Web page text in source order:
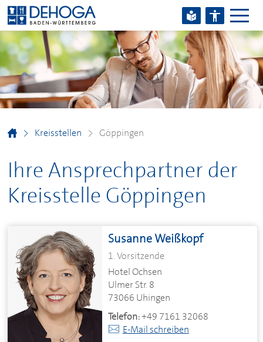
Zum Hauptinhalt springen
Zum Footerinhalt springen
Kreisstellen Göppingen
Ihre Ansprechpartner der
Kreisstelle Göppingen
Susanne Weißkopf
1. Vorsitzende
Hotel Ochsen
Ulmer Str. 8
73066 Uhingen
Telefon:+49 7161 32068
E-Mail schreiben